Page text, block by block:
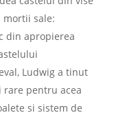
sale:
din apropierea
Ludwig a tinut
pentru acea
si sistem de